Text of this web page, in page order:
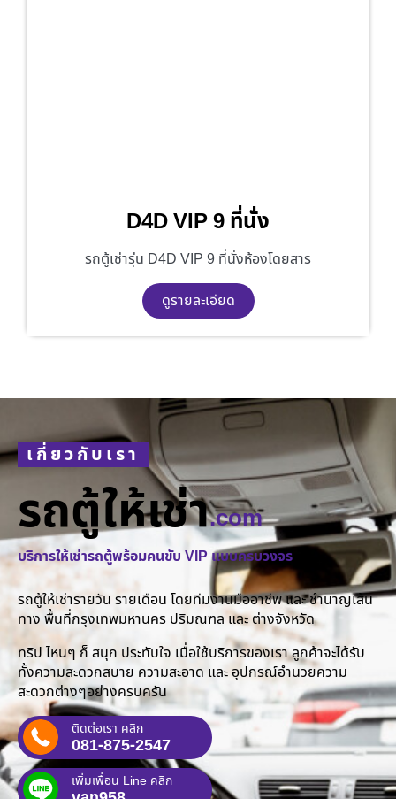
D4D VIP 9 ที่นั่ง
รถตู้เช่ารุ่น D4D VIP 9 ที่นั่งห้องโดยสาร
ดูรายละเอียด
เกี่ยวกับเรา
รถตู้ให้เช่า.com
บริการให้เช่ารถตู้พร้อมคนขับ VIP แบบครบวงจร
รถตู้ให้เช่ารายวัน รายเดือน โดยทีมงานมืออาชีพ และ ชำนาญเส้น
ทาง พื้นที่กรุงเทพมหานคร ปริมณฑล และ ต่างจังหวัด
ทริป ไหนๆ ก็ สนุก ประทับใจ เมื่อใช้บริการของเรา ลูกค้าจะได้รับ
ทั้งความสะดวกสบาย ความสะอาด และ อุปกรณ์อำนวยความ
สะดวกต่างๆอย่างครบครัน
ติดต่อเรา คลิก
081-875-2547
เพิ่มเพื่อน Line คลิก